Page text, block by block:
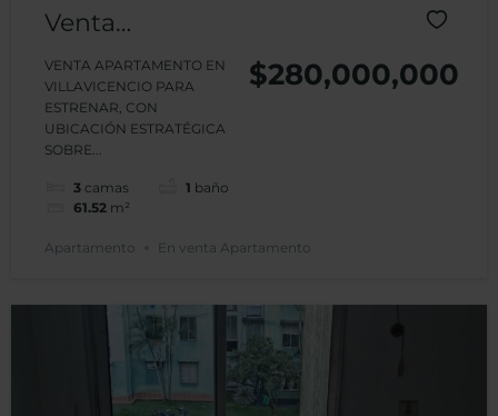
Venta
Apartamento
Terra Verde
Club House
VENTA APARTAMENTO EN
VILLAVICENCIO PARA
ESTRENAR, CON
UBICACIÓN ESTRATÉGICA
SOBRE...
3 camas 1 baño
61.52 m²
$280,000,000
Apartamento En venta Apartamento